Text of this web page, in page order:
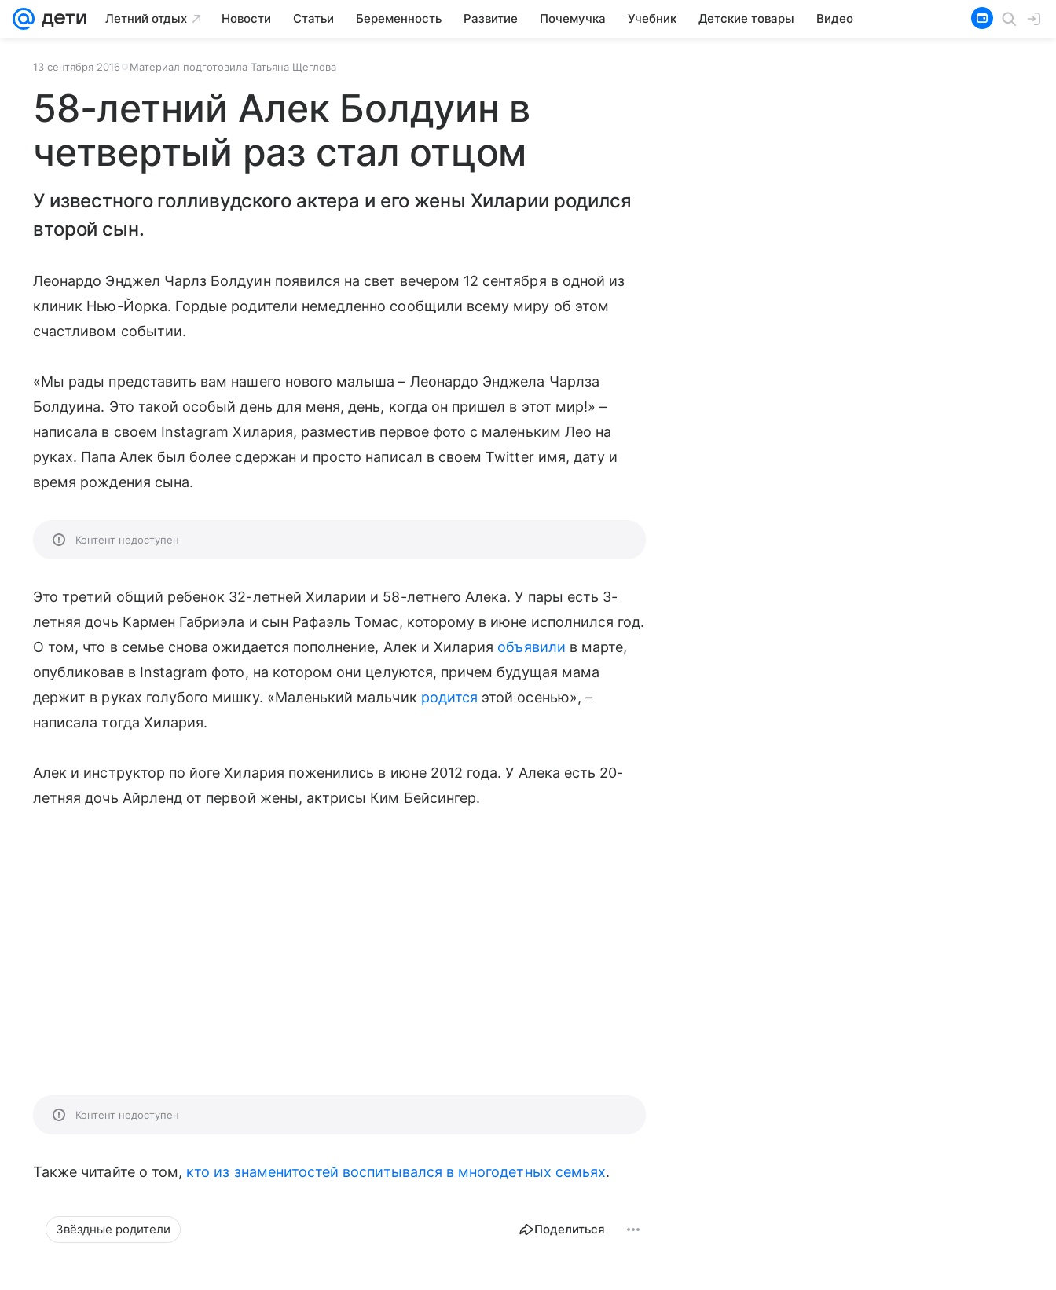
Летний отдых Новости Статьи Беременность Развитие Почемучка Учебник Детские товары Видео
13 сентября 2016 Материал подготовила Татьяна Щеглова
58-летний Алек Болдуин в
четвертый раз стал отцом
У известного голливудского актера и его жены Хиларии родился
второй сын.
Леонардо Энджел Чарлз Болдуин появился на свет вечером 12 сентября в одной из
клиник Нью-Йорка. Гордые родители немедленно сообщили всему миру об этом
счастливом событии.
«Мы рады представить вам нашего нового малыша – Леонардо Энджела Чарлза
Болдуина. Это такой особый день для меня, день, когда он пришел в этот мир!» –
написала в своем Instagram Хилария, разместив первое фото с маленьким Лео на
руках. Папа Алек был более сдержан и просто написал в своем Twitter имя, дату и
время рождения сына.
Контент недоступен
Это третий общий ребенок 32-летней Хиларии и 58-летнего Алека. У пары есть 3-
летняя дочь Кармен Габриэла и сын Рафаэль Томас, которому в июне исполнился год.
О том, что в семье снова ожидается пополнение, Алек и Хилария объявили в марте,
опубликовав в Instagram фото, на котором они целуются, причем будущая мама
держит в руках голубого мишку. «Маленький мальчик родится этой осенью», –
написала тогда Хилария.
Алек и инструктор по йоге Хилария поженились в июне 2012 года. У Алека есть 20-
летняя дочь Айрленд от первой жены, актрисы Ким Бейсингер.
Контент недоступен
Также читайте о том, кто из знаменитостей воспитывался в многодетных семьях.
Звёздные родители Поделиться